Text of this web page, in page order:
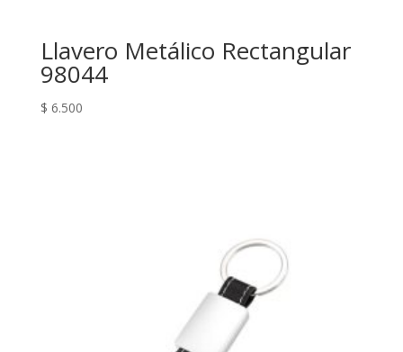
Llavero Metálico Rectangular
98044
$ 6.500